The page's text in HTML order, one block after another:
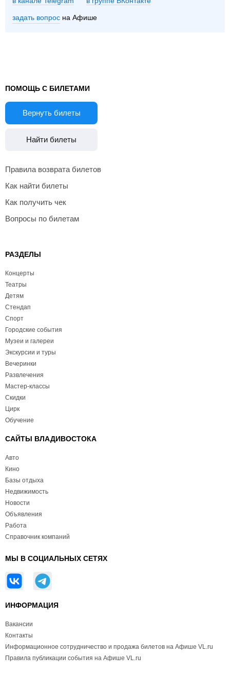
задать вопрос на Афише
ПОМОЩЬ С БИЛЕТАМИ
Вернуть билеты
Найти билеты
Правила возврата билетов
Как найти билеты
Как получить чек
Вопросы по билетам
РАЗДЕЛЫ
Концерты
Театры
Детям
Стендап
Спорт
Городские события
Музеи и галереи
Экскурсии и туры
Вечеринки
Развлечения
Мастер-классы
Скидки
Цирк
Обучение
САЙТЫ ВЛАДИВОСТОКА
Авто
Кино
Базы отдыха
Недвижимость
Новости
Объявления
Работа
Справочник компаний
МЫ В СОЦИАЛЬНЫХ СЕТЯХ
ИНФОРМАЦИЯ
Вакансии
Контакты
Информационное сотрудничество и продажа билетов на Афише VL.ru
Правила публикации события на Афише VL.ru